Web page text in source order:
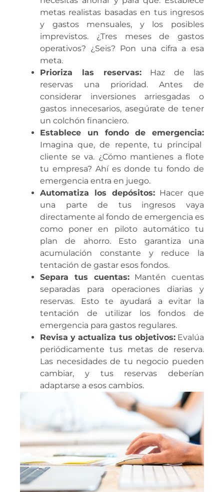
metas realistas basadas en tus ingresos
y gastos mensuales, y los posibles
imprevistos. ¿Tres meses de gastos
operativos? ¿Seis? Pon una cifra a esa
meta.
Prioriza las reservas:Haz de las
reservas una prioridad. Antes de
considerar inversiones arriesgadas o
gastos innecesarios, asegúrate de tener
un colchón financiero.
Establece un fondo de emergencia:
Imagina que, de repente, tu principal
cliente se va. ¿Cómo mantienes a flote
tu empresa? Ahí es donde tu fondo de
emergencia entra en juego.
Automatiza los depósitos:Hacer que
una parte de tus ingresos vaya
directamente al fondo de emergencia es
como poner en piloto automático tu
plan de ahorro. Esto garantiza una
acumulación constante y reduce la
tentación de gastar esos fondos.
Separa tus cuentas:Mantén cuentas
separadas para operaciones diarias y
reservas. Esto te ayudará a evitar la
tentación de utilizar los fondos de
emergencia para gastos regulares.
Revisa y actualiza tus objetivos:Evalúa
periódicamente tus metas de reserva.
Las necesidades de tu negocio pueden
cambiar, y tus reservas deberían
adaptarse a esos cambios.